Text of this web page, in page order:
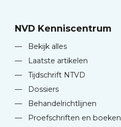
NVD Kenniscentrum
—
Bekijk alles
—
Laatste artikelen
—
Tijdschrift NTVD
—
Dossiers
—
Behandelrichtlijnen
—
Proefschriften en boeken